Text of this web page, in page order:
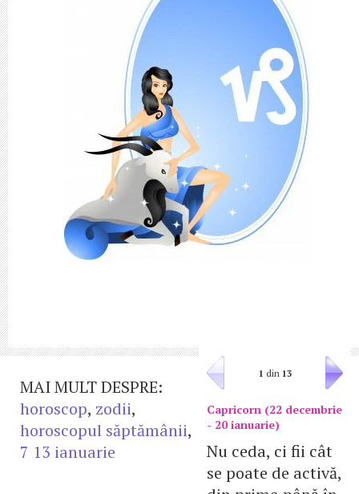
1 din 13
Capricorn (22 decembrie
- 20 ianuarie)
Nu ceda, ci fii cât
se poate de activă,
MAI MULT DESPRE:
horoscop, zodii,
horoscopul săptămânii,
7 13 ianuarie